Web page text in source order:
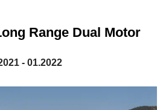
Range Dual Motor
- 01.2022